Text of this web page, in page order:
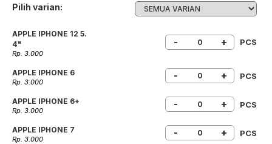
Pilih varian:
APPLE IPHONE 12 5.
4"
Rp. 3.000
- + PCS
APPLE IPHONE 6
Rp. 3.000
- + PCS
APPLE IPHONE 6+
Rp. 3.000
- + PCS
APPLE IPHONE 7
Rp. 3.000
- + PCS